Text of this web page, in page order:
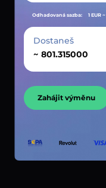
Odhadovaná sazba: 1 EUR ~
Dostaneš
~
Zahájit výměnu